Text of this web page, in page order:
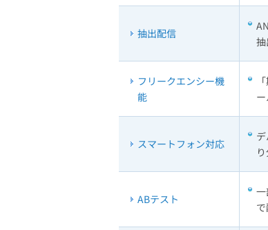
抽出配信
抽
フリークエンシー機
能
スマートフォン対応
ABテスト